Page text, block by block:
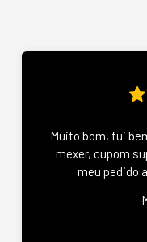
Muito bom, fui
mexer, cupom
meu pedido